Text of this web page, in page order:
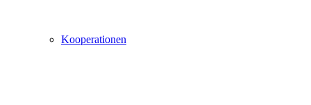
Kooperationen